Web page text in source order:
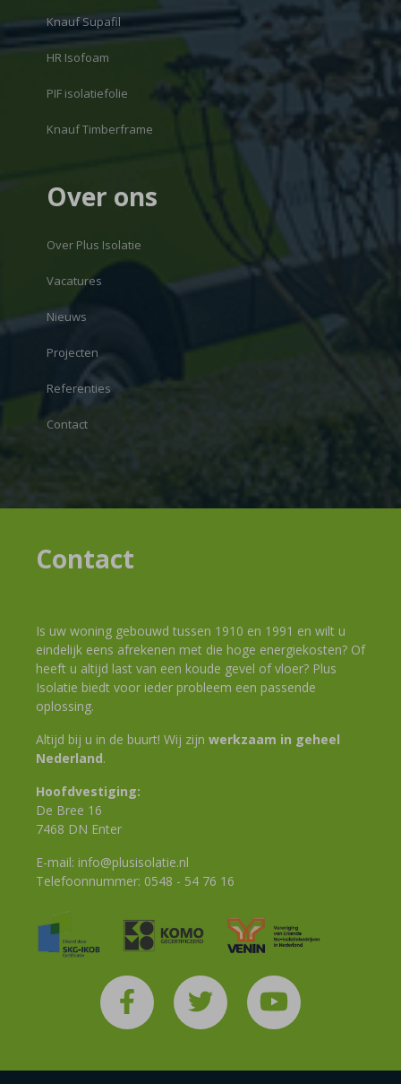
Knauf Supafil
HR Isofoam
PIF isolatiefolie
Knauf Timberframe
Over ons
Over Plus Isolatie
Vacatures
Nieuws
Projecten
Referenties
Contact
Contact
Is uw woning gebouwd tussen 1910 en 1991 en wilt u
eindelijk eens afrekenen met die hoge energiekosten? Of
heeft u altijd last van een koude gevel of vloer? Plus
Isolatie biedt voor ieder probleem een passende
oplossing.
Altijd bij u in de buurt! Wij zijn werkzaam in geheel
Nederland.
Hoofdvestiging:
De Bree 16
7468 DN Enter
E-mail: info@plusisolatie.nl
Telefoonnummer: 0548 - 54 76 16